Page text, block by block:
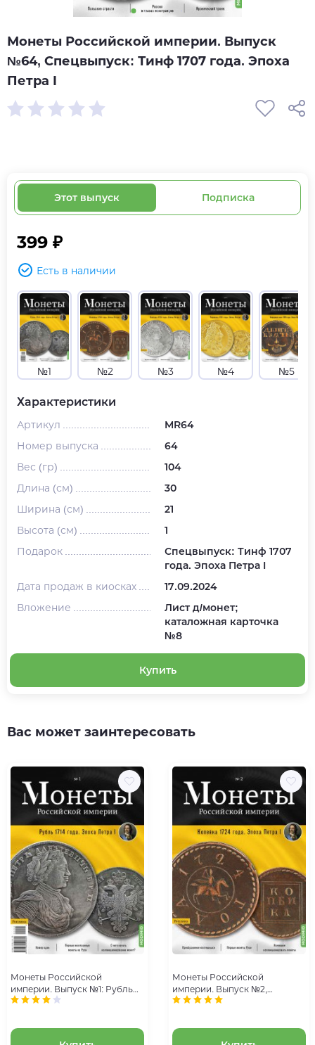
Монеты Российской империи. Выпуск
№64, Спецвыпуск: Тинф 1707 года. Эпоха
Петра I
Этот выпуск Подписка
399 ₽
Есть в наличии
№1 №2 №3 №4 №5
Характеристики
Артикул
MR64
Номер выпуска
64
Вес (гр)
104
Длина (см)
30
Ширина (см)
21
Высота (см)
1
Подарок
Спецвыпуск: Тинф 1707
года. Эпоха Петра I
Дата продаж в киосках
17.09.2024
Вложение
Лист д/монет;
каталожная карточка
№8
Купить
Вас может заинтересовать
Монеты Российской
империи. Выпуск №1: Рубль
1714 года. Эпоха Петра I
Монеты Российской
империи. Выпуск №2,
Копейка 1724 года. Эпоха